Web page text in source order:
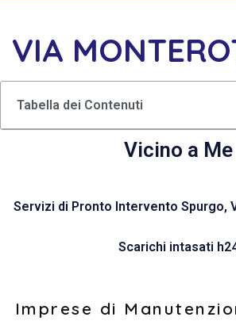
VIA
Tabella dei Contenuti
Vicino a Me
Servizi di Pronto Intervento Spurgo,
Scarichi intasati
Imprese di